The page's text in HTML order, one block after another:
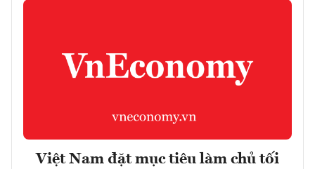
Việt Nam đặt mục tiêu làm chủ tối